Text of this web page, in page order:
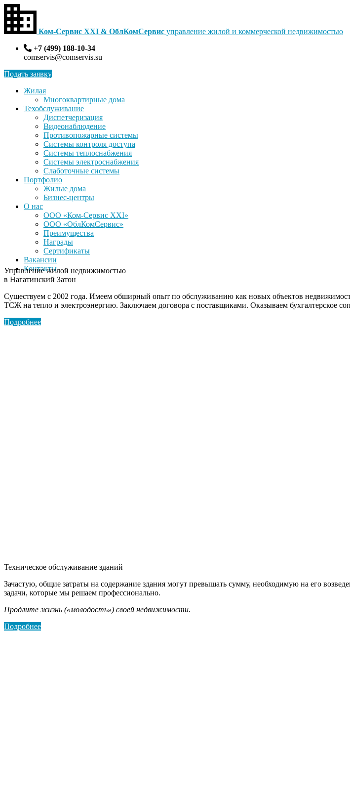
Ком-Сервис XXI & ОблКомСервис управление жилой и коммерческой недвижимостью
+7 (499) 188-10-34
comservis@comservis.su
Подать заявку
Жилая
Многоквартирные дома
Техобслуживание
Диспетчеризация
Видеонаблюдение
Противопожарные системы
Системы контроля доступа
Системы теплоснабжения
Системы электроснабжения
Слаботочные системы
Портфолио
Жилые дома
Бизнес-центры
О нас
ООО «Ком-Сервис XXI»
ООО «ОблКомСервис»
Преимущества
Награды
Сертификаты
Вакансии
Контакты
Управление жилой недвижимостью
в Нагатинский Затон
Существуем с 2002 года. Имеем обширный опыт по обслуживанию как новых объектов
ТСЖ на тепло и электроэнергию. Заключаем договора с поставщиками. Оказываем бухгалтерское
Подробнее
Техническое обслуживание зданий
Зачастую, общие затраты на содержание здания могут превышать сумму, необходимую на его
задачи, которые мы решаем профессионально.
Продлите жизнь («молодость») своей недвижимости.
Подробнее